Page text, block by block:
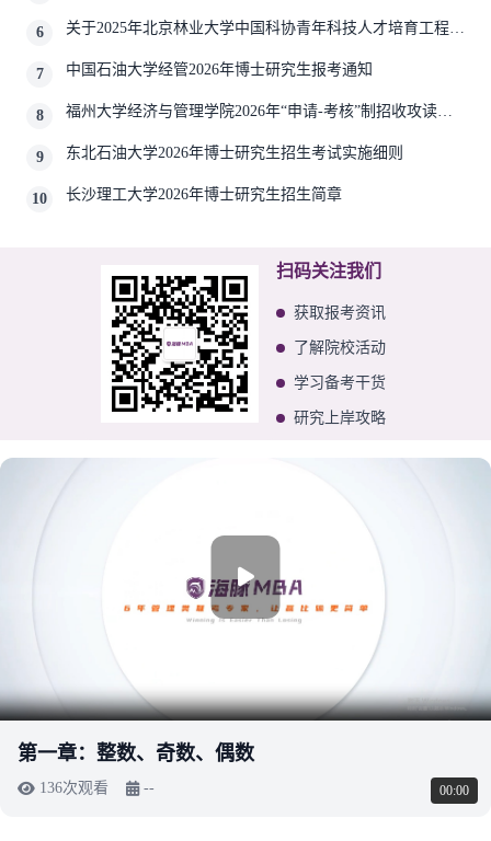
6
关于2025年北京林业大学中国科协青年科技人才培育工程博
7
中国石油大学经管2026年博士研究生报考通知
8
福州大学经济与管理学院2026年“申请-考核”制招收攻读博
9
东北石油大学2026年博士研究生招生考试实施细则
10 长沙理工大学2026年博士研究生招生简章
扫码关注我们
获取报考资讯
了解院校活动
学习备考干货
研究上岸攻略
00:00
第一章：整数、奇数、偶数
136次观看 --